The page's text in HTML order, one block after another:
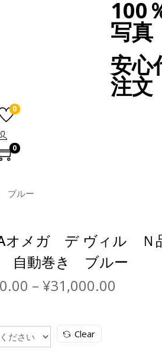
100
写真
安心
注文
0
0
ブルー
オメガ デ ヴィル Ｎ
自動巻き ブルー
– ¥31,000.00
Clear